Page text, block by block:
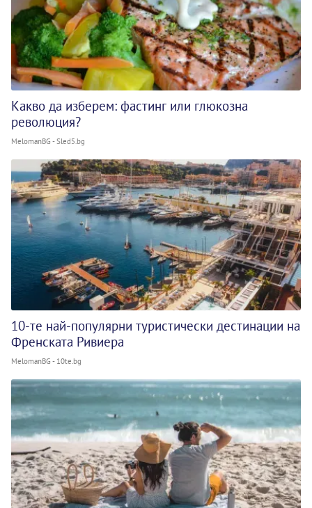
Какво да изберем: фастинг или глюкозна
революция?
MelomanBG - Sled5.bg
10-те най-популярни туристически дестинации на
Френската Ривиера
MelomanBG - 10te.bg